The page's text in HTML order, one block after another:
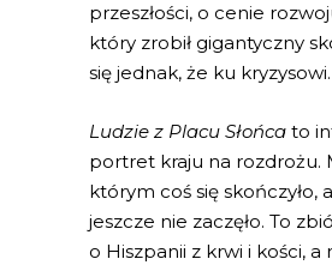
przeszłości, o cenie
który zrobił gigantyczny
się jednak, że ku kryzysowi.
Ludzie z Placu Słońca to
portret kraju na rozdrożu.
którym coś się skończyło,
jeszcze nie zaczęło. To
o Hiszpanii z krwi i kości, a